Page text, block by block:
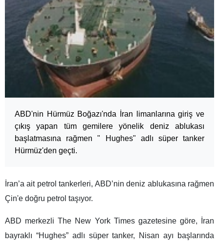
ABD'nin Hürmüz Boğazı'nda İran limanlarına giriş ve
çıkış yapan tüm gemilere yönelik deniz ablukası
başlatmasına rağmen " Hughes" adlı süper tanker
Hürmüz'den geçti.
İran’a ait petrol tankerleri, ABD’nin deniz ablukasına rağmen
Çin'e doğru petrol taşıyor.
ABD merkezli The New York Times gazetesine göre, İran
bayraklı “Hughes” adlı süper tanker, Nisan ayı başlarında